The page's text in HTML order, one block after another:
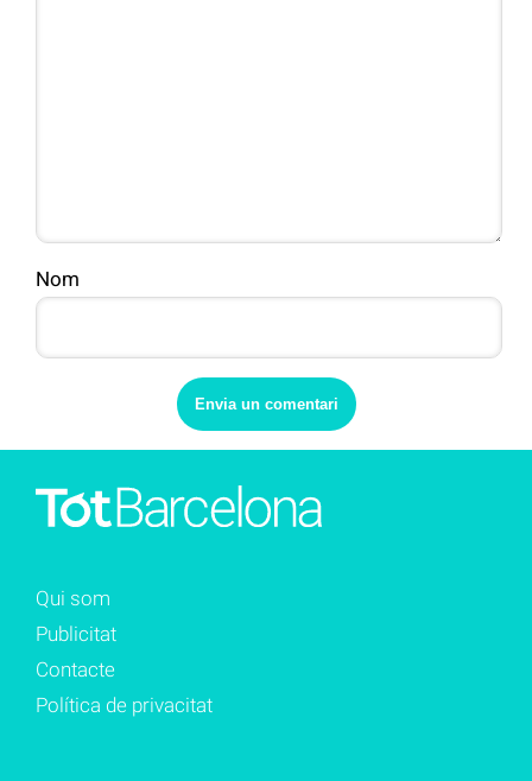
Nom
Qui som
Publicitat
Contacte
Política de privacitat